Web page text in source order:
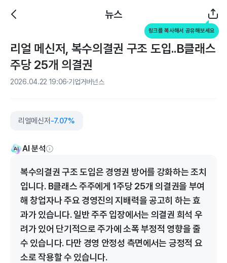
뉴스
링크를 복사해서 공유해보세요
리얼 메신저, 복수의결권 구조 도입..B클래스
주당 25개 의결권
2026.04.22 19:06 기업거버넌스
리얼메신저 -7.07%
AI 분석
복수의결권 구조 도입은 경영권 방어를 강화하는 조치
입니다. B클래스 주주에게 1주당 25개 의결권을 부여
해 창업자나 주요 경영진의 지배력을 공고히 하는 효
과가 있습니다. 일반 주주 입장에서는 의결권 희석 우
려가 있어 단기적으로 주가에 소폭 부정적 영향을 줄
수 있습니다. 다만 경영 안정성 측면에서는 긍정적 요
소로 작용할 수 있습니다.